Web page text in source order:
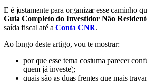
E é justamente para organizar esse caminho
Guia Completo do Investidor Não
saída fiscal até a Conta CNR.
Ao longo deste artigo, vou te mostrar:
por que esse tema costuma parecer
quem já investe);
quais são as duas frentes que mais